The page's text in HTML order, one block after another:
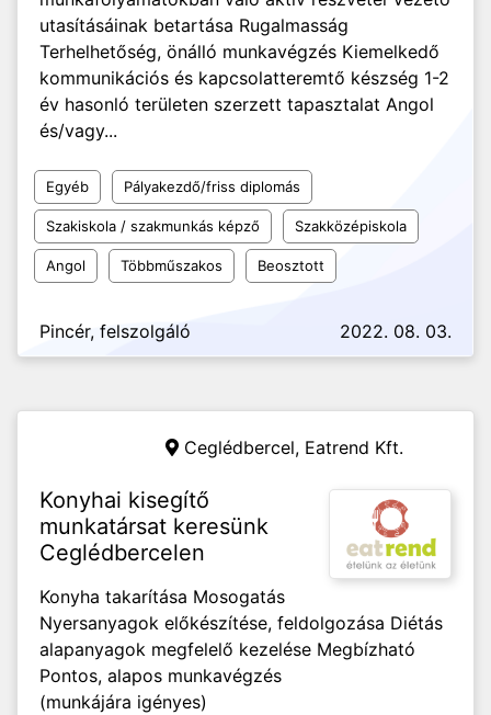
utasításáinak betartása Rugalmasság
Terhelhetőség, önálló munkavégzés Kiemelkedő
kommunikációs és kapcsolatteremtő készség 1-2
év hasonló területen szerzett tapasztalat Angol
és/vagy...
Egyéb Pályakezdő/friss diplomás
Szakiskola / szakmunkás képző Szakközépiskola
Angol Többműszakos Beosztott
Pincér, felszolgáló 2022. 08. 03.
Ceglédbercel, Eatrend Kft.
Konyhai kisegítő
munkatársat keresünk
Ceglédbercelen
Konyha takarítása Mosogatás
Nyersanyagok előkészítése, feldolgozása Diétás
alapanyagok megfelelő kezelése Megbízható
Pontos, alapos munkavégzés
(munkájára igényes)